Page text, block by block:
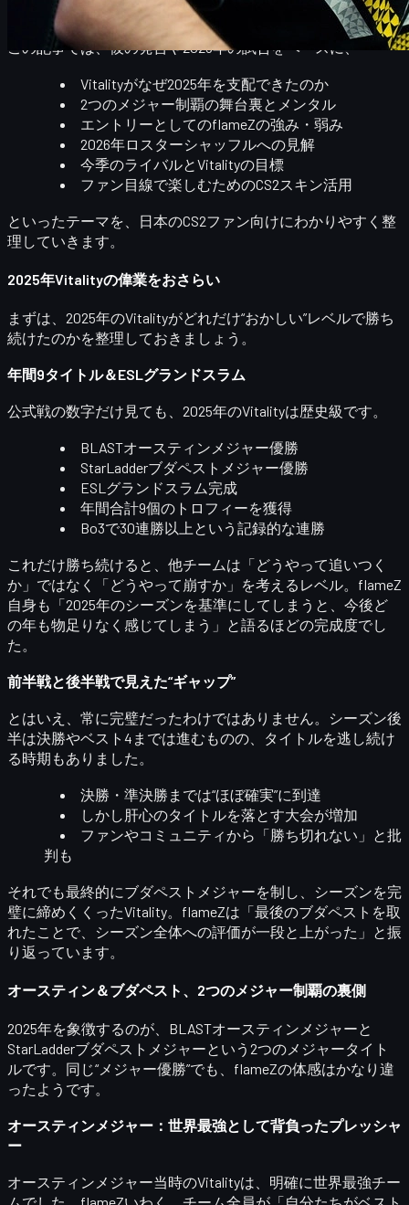
に選出され、個人としても最前線に立ち続けています。
この記事では、彼の発言や2025年の試合をベースに、
Vitalityがなぜ2025年を支配できたのか
2つのメジャー制覇の舞台裏とメンタル
エントリーとしてのflameZの強み・弱み
2026年ロスターシャッフルへの見解
今季のライバルとVitalityの目標
ファン目線で楽しむためのCS2スキン活用
といったテーマを、日本のCS2ファン向けにわかりやすく整
理していきます。
2025年Vitalityの偉業をおさらい
まずは、2025年のVitalityがどれだけ“おかしい”レベルで勝ち
続けたのかを整理しておきましょう。
年間9タイトル＆ESLグランドスラム
公式戦の数字だけ見ても、2025年のVitalityは歴史級です。
BLASTオースティンメジャー優勝
StarLadderブダペストメジャー優勝
ESLグランドスラム完成
年間合計9個のトロフィーを獲得
Bo3で30連勝以上という記録的な連勝
これだけ勝ち続けると、他チームは「どうやって追いつく
か」ではなく「どうやって崩すか」を考えるレベル。flameZ
自身も「2025年のシーズンを基準にしてしまうと、今後ど
の年も物足りなく感じてしまう」と語るほどの完成度でし
た。
前半戦と後半戦で見えた“ギャップ”
とはいえ、常に完璧だったわけではありません。シーズン後
半は決勝やベスト4までは進むものの、タイトルを逃し続け
る時期もありました。
決勝・準決勝までは“ほぼ確実”に到達
しかし肝心のタイトルを落とす大会が増加
ファンやコミュニティから「勝ち切れない」と批
判も
それでも最終的にブダペストメジャーを制し、シーズンを完
璧に締めくくったVitality。flameZは「最後のブダペストを取
れたことで、シーズン全体への評価が一段と上がった」と振
り返っています。
オースティン＆ブダペスト、2つのメジャー制覇の裏側
2025年を象徴するのが、 BLASTオースティンメジャーと
StarLadderブダペストメジャーという2つのメジャータイト
ルです。同じ“メジャー優勝”でも、flameZの体感はかなり違
ったようです。
オースティンメジャー：世界最強として背負ったプレッシャ
ー
オースティンメジャー当時のVitalityは、明確に世界最強チー